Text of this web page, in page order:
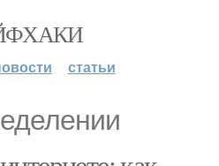
статьи